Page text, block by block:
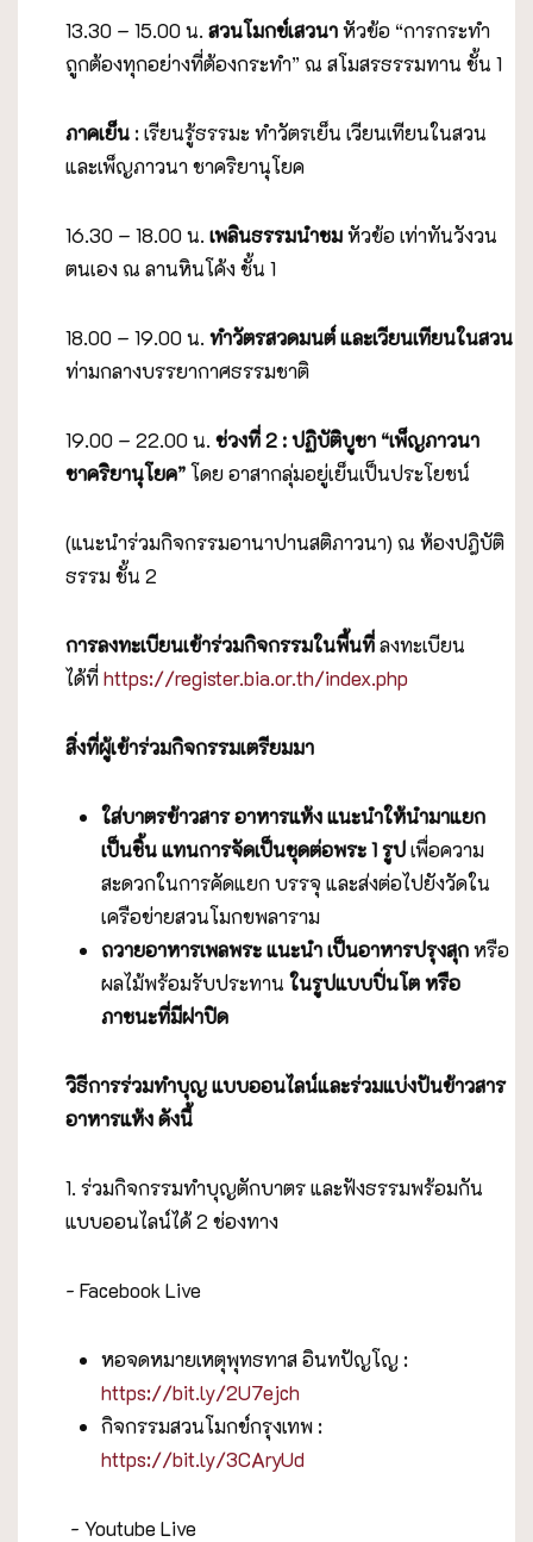
13.30 – 15.00 น. สวนโมกข์เสวนาหัวข้อ “การกระทำ
ถูกต้องทุกอย่างที่ต้องกระทำ” ณ สโมสรธรรมทาน ชั้น 1
ภาคเย็น : เรียนรู้ธรรมะ ทำวัตรเย็น เวียนเทียนในสวน
และเพ็ญภาวนา ชาคริยานุโยค
16.30 – 18.00 น. เพลินธรรมนำชมหัวข้อ เท่าทันวังวน
ตนเอง ณ ลานหินโค้ง ชั้น 1
18.00 – 19.00 น. ทำวัตรสวดมนต์ และเวียนเทียนในสวน
ท่ามกลางบรรยากาศธรรมชาติ
19.00 – 22.00 น. ช่วงที่2 : ปฏิบัติบูชา “เพ็ญภาวนา
ชาคริยานุโยค”โดย อาสากลุ่มอยู่เย็นเป็นประโยชน์
(แนะนำร่วมกิจกรรมอานาปานสติภาวนา) ณ ห้องปฎิบัติ
ธรรม ชั้น 2
การลงทะเบียนเข้าร่วมกิจกรรมในพื้นที่ลงทะเบียน
ได้ที่https://register.bia.or.th/index.php
สิ่งที่ผู้เข้าร่วมกิจกรรมเตรียมมา
ใส่บาตรข้าวสาร อาหารแห้งแนะนำให้นำมาแยก
เป็นชิ้น แทนการจัดเป็นชุดต่อพระ1 รูปเพื่อความ
สะดวกในการคัดแยก บรรจุ และส่งต่อไปยังวัดใน
เครือข่ายสวนโมกขพลาราม
ถวายอาหารเพลพระแนะนำ เป็นอาหารปรุงสุกหรือ
ผลไม้พร้อมรับประทาน ในรูปแบบปิ่นโต หรือ
ภาชนะที่มีฝาปิด
วิธีการร่วมทำบุญ แบบออนไลน์และร่วมแบ่งปันข้าวสาร
อาหารแห้ง ดังนี้
1. ร่วมกิจกรรมทำบุญตักบาตร และฟังธรรมพร้อมกัน
แบบออนไลน์ได้ 2 ช่องทาง
- Facebook Live
หอจดหมายเหตุพุทธทาส อินทปัญโญ :
https://bit.ly/2U7ejch
กิจกรรมสวนโมกข์กรุงเทพ :
https://bit.ly/3CAryUd
- Youtube Live